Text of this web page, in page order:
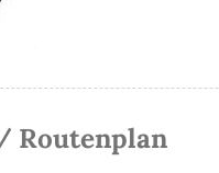
Routenplan